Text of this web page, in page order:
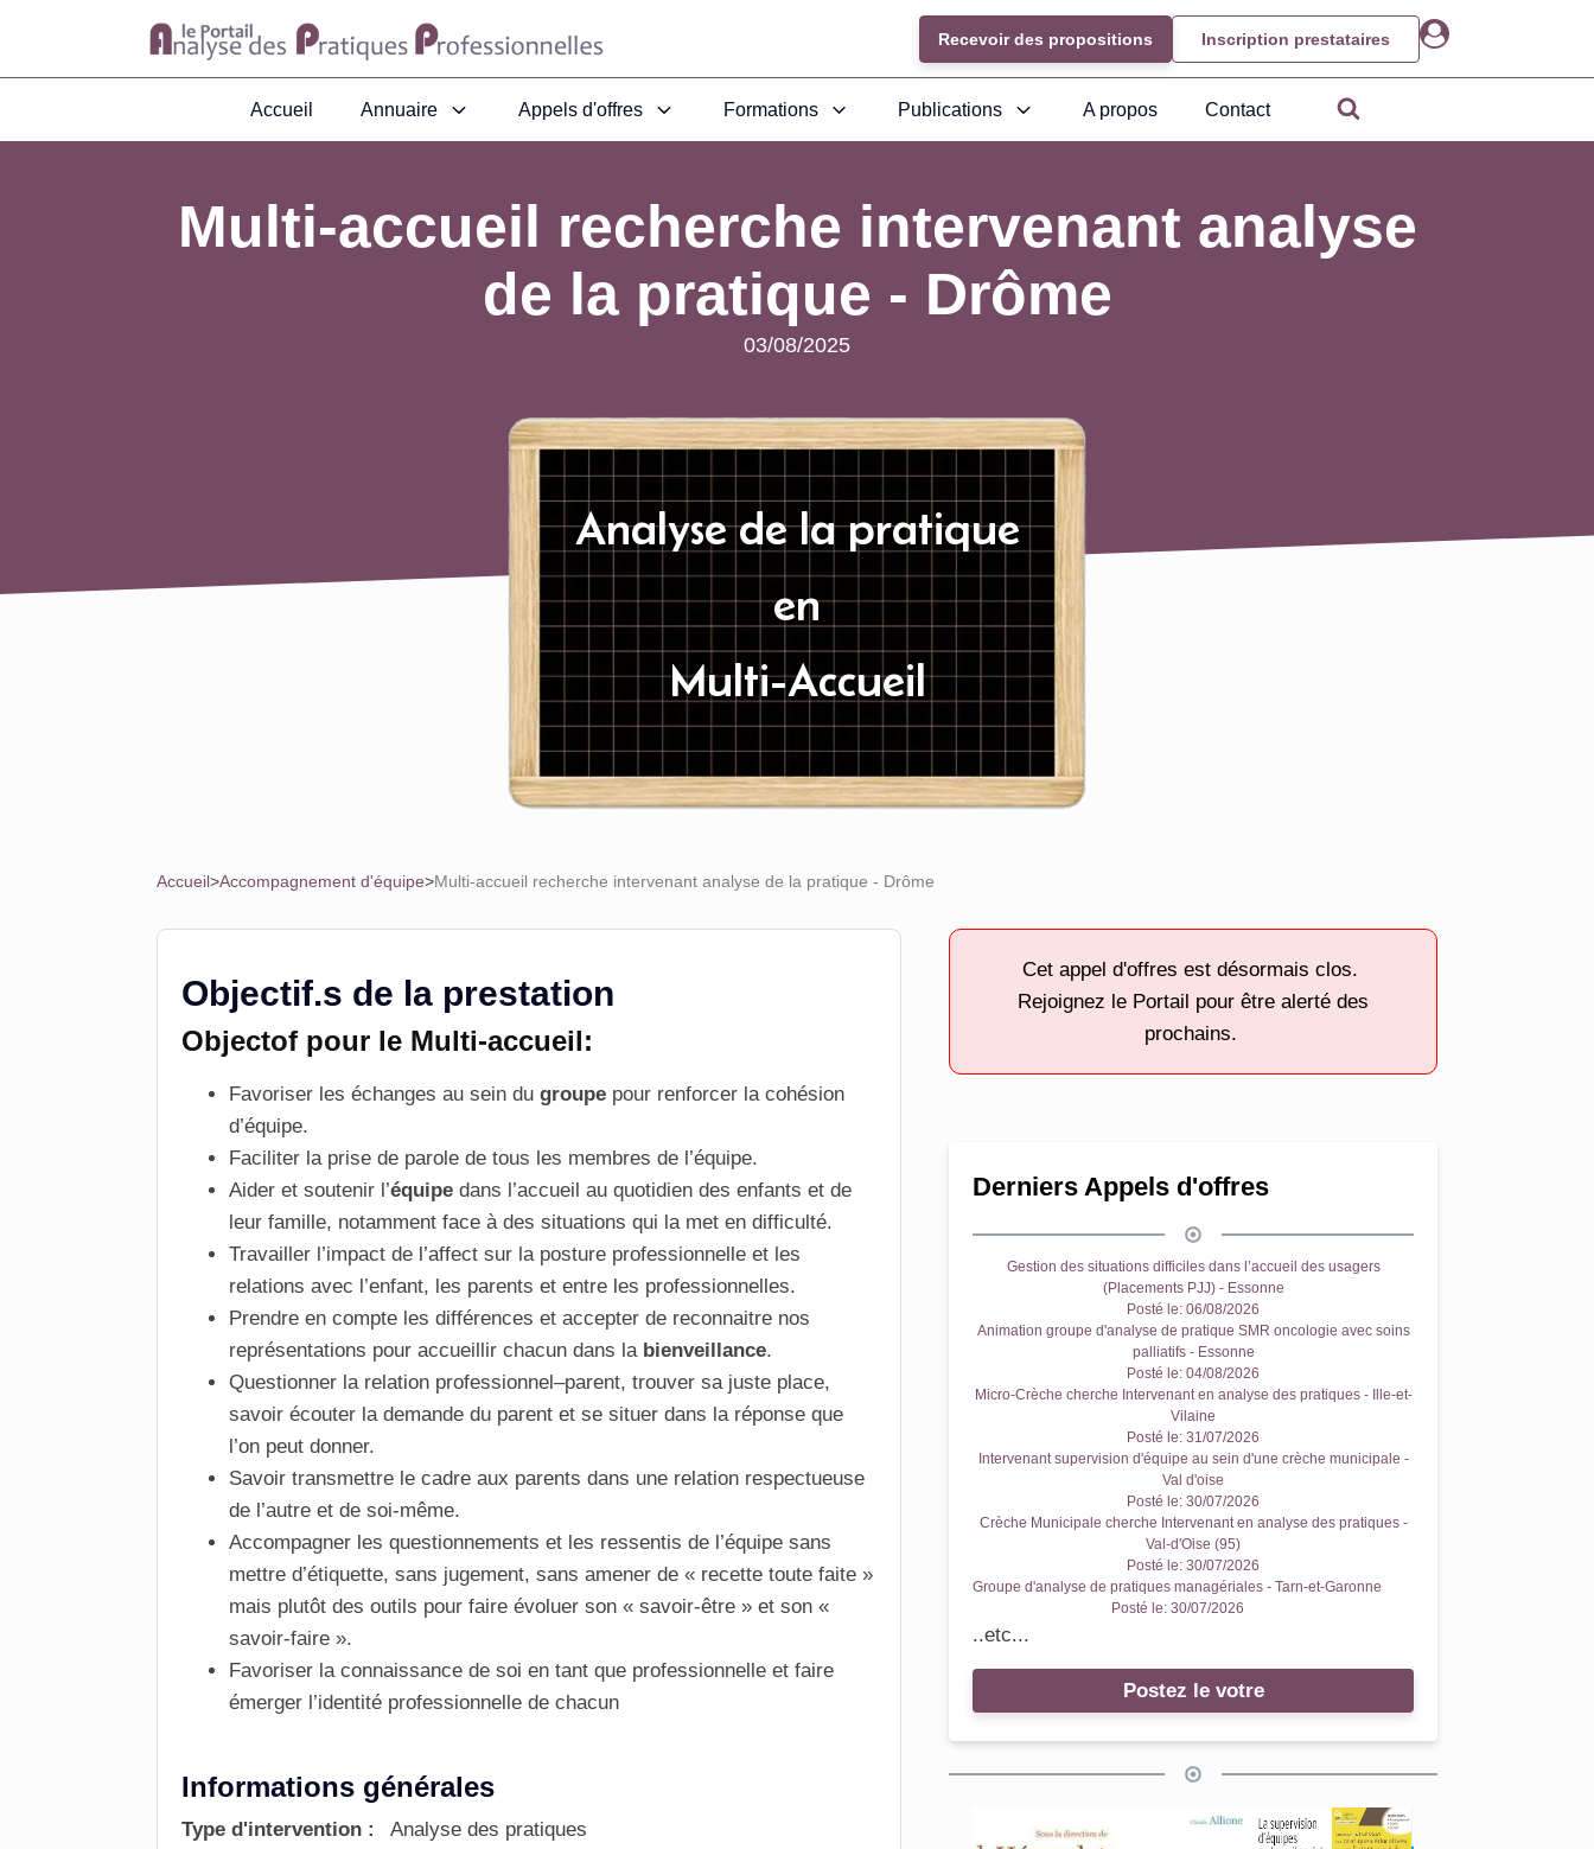
Recevoir des propositions Inscription prestataires
Accueil Annuaire Appels d'offres Formations Publications A propos Contact
Multi-accueil recherche intervenant analyse
de la pratique - Drôme
03/08/2025
Analyse de la pratique
en
Multi-Accueil
Accueil>Accompagnement d'équipe>Multi-accueil recherche intervenant analyse de la pratique - Drôme
Objectif.s de la prestation
Objectof pour le Multi-accueil:
Favoriser les échanges au sein du groupe pour renforcer la cohésion
d’équipe.
Faciliter la prise de parole de tous les membres de l’équipe.
Aider et soutenir l’équipe dans l’accueil au quotidien des enfants et de
leur famille, notamment face à des situations qui la met en difficulté.
Travailler l’impact de l’affect sur la posture professionnelle et les
relations avec l’enfant, les parents et entre les professionnelles.
Prendre en compte les différences et accepter de reconnaitre nos
représentations pour accueillir chacun dans la bienveillance.
Questionner la relation professionnel–parent, trouver sa juste place,
savoir écouter la demande du parent et se situer dans la réponse que
l’on peut donner.
Savoir transmettre le cadre aux parents dans une relation respectueuse
de l’autre et de soi-même.
Accompagner les questionnements et les ressentis de l’équipe sans
mettre d’étiquette, sans jugement, sans amener de « recette toute faite »
mais plutôt des outils pour faire évoluer son « savoir-être » et son «
savoir-faire ».
Favoriser la connaissance de soi en tant que professionnelle et faire
émerger l’identité professionnelle de chacun
Informations générales
Type d'intervention :
Analyse des pratiques
Cet appel d'offres est désormais clos.
Rejoignez le Portail pour être alerté des
prochains.
Derniers Appels d'offres
Gestion des situations difficiles dans l’accueil des usagers
(Placements PJJ) - Essonne
Posté le: 06/08/2026
Animation groupe d'analyse de pratique SMR oncologie avec soins
palliatifs - Essonne
Posté le: 04/08/2026
Micro-Crèche cherche Intervenant en analyse des pratiques - Ille-et-
Vilaine
Posté le: 31/07/2026
Intervenant supervision d'équipe au sein d'une crèche municipale -
Val d'oise
Posté le: 30/07/2026
Crèche Municipale cherche Intervenant en analyse des pratiques -
Val-d'Oise (95)
Posté le: 30/07/2026
Groupe d'analyse de pratiques managériales - Tarn-et-Garonne
Posté le: 30/07/2026
..etc...
Postez le votre